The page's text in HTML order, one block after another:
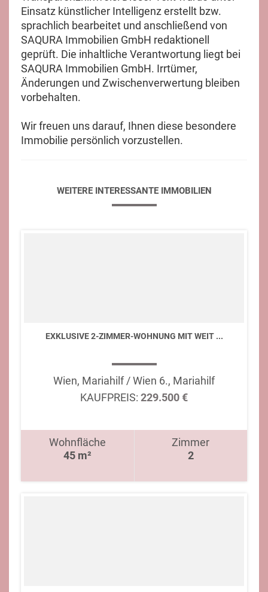
Einsatz künstlicher Intelligenz erstellt bzw.
sprachlich bearbeitet und anschließend von
SAQURA Immobilien GmbH redaktionell
geprüft. Die inhaltliche Verantwortung liegt bei
SAQURA Immobilien GmbH. Irrtümer,
Änderungen und Zwischenverwertung bleiben
vorbehalten.
Wir freuen uns darauf, Ihnen diese besondere
Immobilie persönlich vorzustellen.
WEITERE INTERESSANTE IMMOBILIEN
EXKLUSIVE 2-ZIMMER-WOHNUNG MIT WEIT ...
Wien, Mariahilf / Wien 6., Mariahilf
KAUFPREIS: 229.500 €
Wohnfläche
45 m²
Zimmer
2